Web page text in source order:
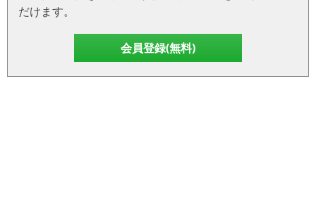
だけます。
会員登録(無料)